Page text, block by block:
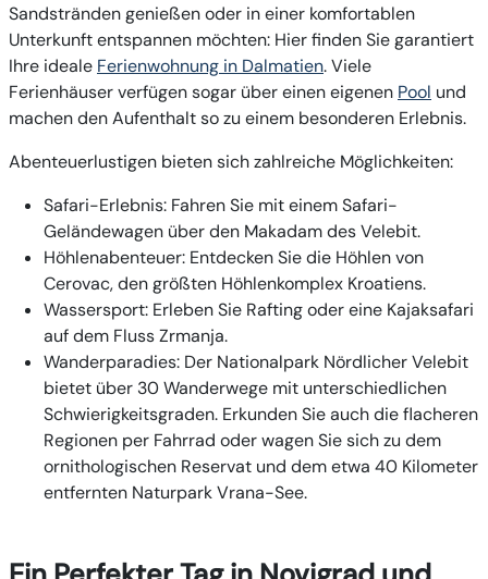
Sandstränden genießen oder in einer komfortablen
Unterkunft entspannen möchten: Hier finden Sie garantiert
Ihre ideale Ferienwohnung in Dalmatien. Viele
Ferienhäuser verfügen sogar über einen eigenen Pool und
machen den Aufenthalt so zu einem besonderen Erlebnis.
Abenteuerlustigen bieten sich zahlreiche Möglichkeiten:
Safari-Erlebnis: Fahren Sie mit einem Safari-
Geländewagen über den Makadam des Velebit.
Höhlenabenteuer: Entdecken Sie die Höhlen von
Cerovac, den größten Höhlenkomplex Kroatiens.
Wassersport: Erleben Sie Rafting oder eine Kajaksafari
auf dem Fluss Zrmanja.
Wanderparadies: Der Nationalpark Nördlicher Velebit
bietet über 30 Wanderwege mit unterschiedlichen
Schwierigkeitsgraden. Erkunden Sie auch die flacheren
Regionen per Fahrrad oder wagen Sie sich zu dem
ornithologischen Reservat und dem etwa 40 Kilometer
entfernten Naturpark Vrana-See.